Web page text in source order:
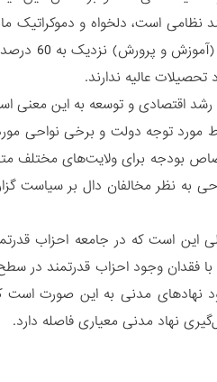
است، دلخواه و دموکراتیک
سوئیس؛ اما
اقتصادی و توسعه به این معنی
مورد توجه دولت و برخی نواحی
بودجه برای ولایت‌های مختلف
به نظر مخالفان دال بر سیاست
این است که در جامعه احزاب
فقدان وجود احزاب قدرتمند در
نهادهای مدنی به این صورت
نهاد مدنی معیاری فاصله دارد.